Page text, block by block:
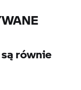
równie